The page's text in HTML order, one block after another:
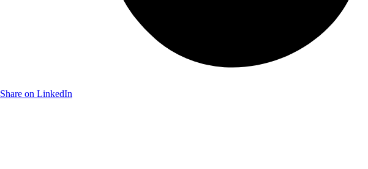
Share on LinkedIn